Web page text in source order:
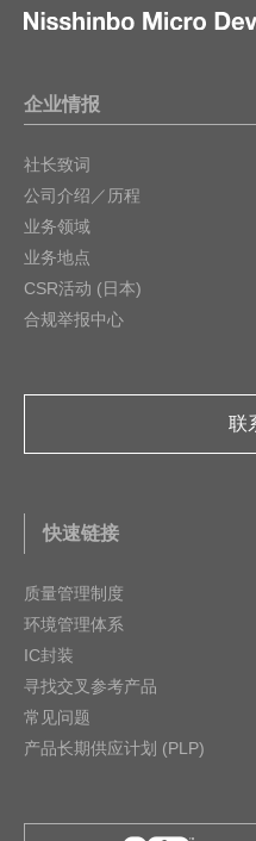
企业情报
社长致词
公司介绍／历程
业务领域
业务地点
CSR活动 (日本)
合规举报中心
联
快速链接
质量管理制度
环境管理体系
IC封装
寻找交叉参考产品
常见问题
产品长期供应计划 (PLP)